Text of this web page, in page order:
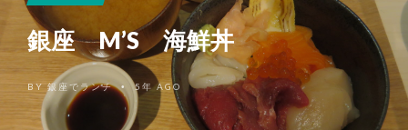
銀座 M’S 海鮮丼
BY銀座でランチ • 5年 AGO